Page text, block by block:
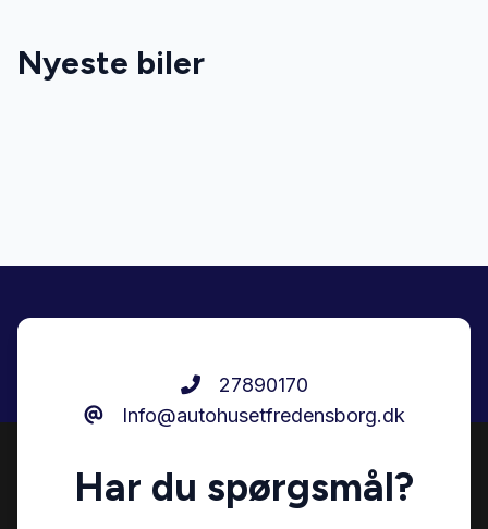
LED kørelys
Nyeste biler
27890170
Info@autohusetfredensborg.dk
Har du spørgsmål?